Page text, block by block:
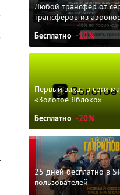
Любой трансфер от
трансферов из
Бесплатно -10%
Первый заказ в сети
«Золотое Яблоко»
Бесплатно -20%
25 дней бесплатно в
пользователей